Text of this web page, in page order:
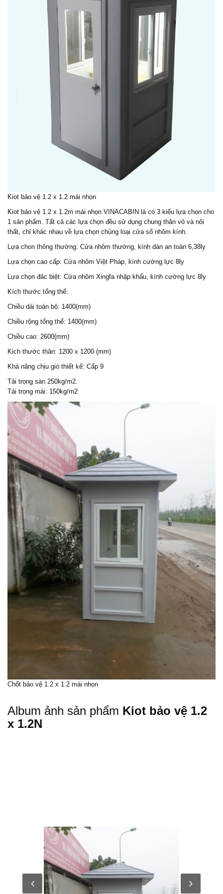
Kiot bảo vệ 1.2 x 1.2 mái nhọn
Kiot bảo vệ 1.2 x 1.2m mái nhọn VINACABIN là có 3 kiểu lựa chọn cho
1 sản phẩm. Tất cả các lựa chọn đều sử dụng chung thân vỏ và nôi
thất, chỉ khác nhau về lựa chọn chủng loại cửa sổ nhôm kính.
Lựa chon thông thường: Cửa nhôm thường, kính dán an toàn 6,38ly
Lựa chọn cao cấp: Cửa nhôm Việt Pháp, kính cường lực 8ly
Lựa chọn đăc biệt: Cửa nhôm Xingfa nhập khẩu, kính cường lực 8ly
Kích thước tổng thể:
Chiều dài toàn bộ: 1400(mm)
Chiều rộng tổng thể: 1400(mm)
Chiều cao: 2600(mm)
Kich thước thân: 1200 x 1200 (mm)
Khả năng chịu gió thiết kế: Cấp 9
Tải trọng sàn 250kg/m2.
Tải trọng mái: 150kg/m2
Chốt bảo vệ 1.2 x 1.2 mái nhọn
Album ảnh sản phẩm Kiot bảo vệ 1.2
x 1.2N